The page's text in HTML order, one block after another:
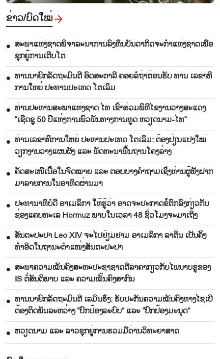
ຂ່າວ/ບົດ​ໃໝ່
● ສະ​ພາ​ແຫ່ງ​ຊາດ​ພິ​ຈາ​ລະ​ນາ​​ການລົງ​ທຶນ​ບັນ​ດາ​ກິດ​ຈະ​ກຳ​ແຫ່ງ​ຊາດ​ເພື່ອ​
ຊຸກ​ຍູ້​ການ​ເຕີບ​ໂຕ
● ທ່ານ​ນາ​ຍົກ​ລັດ​ຖະ​ມົນ​ຕີ ອົດ​ສະ​ຕາ​ລີ ​ຄອຍລໍ​ຖ້າ​ຕ້ອນ​ຮັບ ທ່ານ ເລ​ຂາ​ທິ​
ການ​ໃຫຍ່ ປະ​ທານ​ປະ​ເທດ ໂຕ​ເລິມ
● ທ່ານ​ປະ​ທານ​ສະ​ພາ​ແຫ່ງ​ຊາດ ໄທ ເຂົ້າ​ຮ່ວມ​ພິ​ທີ​ໄຂ​ງານ​ວາງ​ສະ​ແດງ
“ເຊີດ​ຊູ 50 ປີ​ແຫ່ງ​ການ​ພົວ​ພັນ​ທາງ​ການ​ທູດ ຫວຽດ​ນາມ-ໄທ”
● ທ່ານເລ​ຂາ​ທິ​ການ​ໃຫຍ່ ປະ​ທານ​ປະ​ເທດ ໂຕ​ເລິມ: ຕ້ອງ​ປ່ຽນ​ແປງ​ໃໝ່​
ວຽກ​ງານ​ວາງ​ແຜນ​ຜັງ ແລະ ​ພັດ​ທະ​ນາ​ພື້ນ​ຖານ​ໂຄງ​ລ່າງ
● ຄັດສະເໜີເນື້ອໃນຈົດໝາຍ ແລະ ຕອບບາງຄຳຖາມເຊິ່ງທ່ານຜູ້ຟັງຝາກ
ມາລາຍການໃນອາທິດຜ່ານມາ
● ປະທານາທິບໍດີ ອາເມລິກາ ໃຫ້ຮູ້ວ່າ ອາດຈະປະກາດຂໍ້ຕົກລົງກ່ຽວກັບ
ຊ່ອງແຄບທະເລ Hormuz ພາບໃນເວລາ 48 ຊົ່ວໂມງຈະມາເຖິງ
● ສັນຕະປະປາ Leo XIV ຈະໄປຢ້ຽມຢາມ ອາເມລິກາ ລາຕິນ ເປັນຄັ້ງ
ທຳອິດໃນຖານະຕຳແໜ່ງສັນຕະປະປາ
● ສະພາຄວາມໝັ້ນຄົງສະຫະປະຊາຊາດຕີລາຄາກ່ຽວກັບໄພນາບຂູ່ຂອງ
IS ຕໍ່ສັນຕິພາບ ແລະ ຄວາມໝັ້ນຄົງສາກົນ
● ທ່ານນາຍົກລັດຖະມົນຕີ ເລມິນຮຶງ: ຮັບປະກັນຄວາມໝັ້ນຄົງທາງໄຊເບີ
ຕ້ອງຕິດພັນລະຫວ່າງ “ປົກປ້ອງລະບົບ” ແລະ “ປົກປ້ອງມະນຸດ”
● ຫວຽດ​ນາມ ແລະ ລາວ​ຊຸກ​ຍູ້​ການ​ຮ່ວມ​ມື​ດ້ານວ​ິ​ທະ​ຍາ​ສາດ